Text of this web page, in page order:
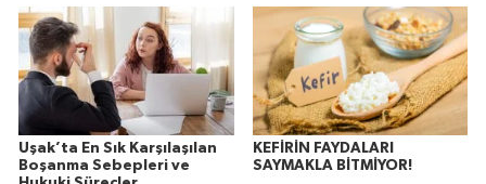
Uşak’ta En Sık Karşılaşılan
Boşanma Sebepleri ve
KEFİRİN FAYDALARI
SAYMAKLA BİTMİYOR!